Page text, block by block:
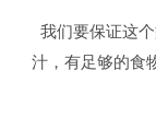
我们要保证这
汁，有足够的食